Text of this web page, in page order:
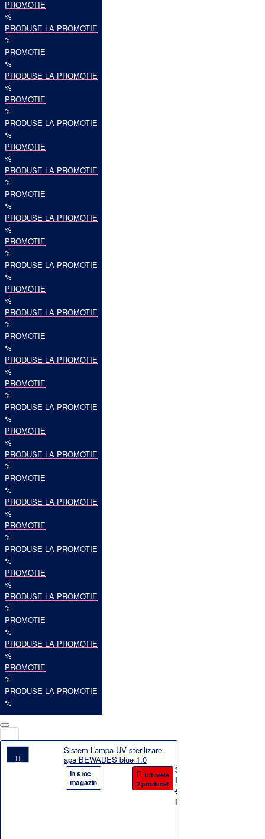
PROMOTIE
%
PRODUSE LA PROMOTIE
%
PROMOTIE
%
PRODUSE LA PROMOTIE
%
PROMOTIE
%
PRODUSE LA PROMOTIE
%
PROMOTIE
%
PRODUSE LA PROMOTIE
%
PROMOTIE
%
PRODUSE LA PROMOTIE
%
PROMOTIE
%
PRODUSE LA PROMOTIE
%
PROMOTIE
%
PRODUSE LA PROMOTIE
%
PROMOTIE
%
PRODUSE LA PROMOTIE
%
PROMOTIE
%
PRODUSE LA PROMOTIE
%
PROMOTIE
%
PRODUSE LA PROMOTIE
%
PROMOTIE
%
PRODUSE LA PROMOTIE
%
PROMOTIE
%
PRODUSE LA PROMOTIE
%
PROMOTIE
%
PRODUSE LA PROMOTIE
%
PROMOTIE
%
PRODUSE LA PROMOTIE
%
PROMOTIE
%
PRODUSE LA PROMOTIE
%
Sistem Lampa UV sterilizare
apa BEWADES blue 1.0
Ultimele
2 produse!
În stoc
magazin
3.859,90
lei
5.632,55
lei